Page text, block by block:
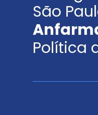
São
Política